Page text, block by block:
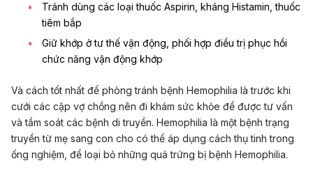
Tránh dùng các loại thuốc Aspirin, kháng Histamin, thuốc
tiêm bắp
Giữ khớp ở tư thế vận động, phối hợp điều trị phục hồi
chức năng vận động khớp
Và cách tốt nhất để phòng tránh bệnh Hemophilia là trước khi
cưới các cặp vợ chồng nên đi khám sức khỏe để được tư vấn
và tầm soát các bệnh di truyền. Hemophilia là một bệnh trạng
truyền từ mẹ sang con cho có thể áp dụng cách thụ tinh trong
ống nghiệm, để loại bỏ những quả trứng bị bệnh Hemophilia.